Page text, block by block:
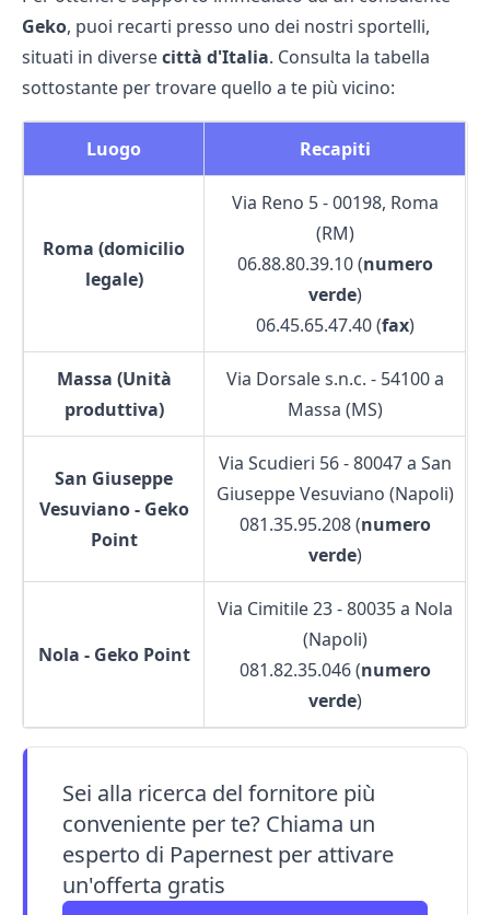
Geko, puoi recarti presso uno dei nostri sportelli,
situati in diversecittà d'Italia. Consulta la tabella
sottostante per trovare quello a te più vicino:
Luogo Recapiti
Roma (domicilio
legale)
Via Reno 5 - 00198, Roma
(RM)
06.88.80.39.10 (numero
verde)
06.45.65.47.40 (fax)
Massa (Unità
produttiva)
Via Dorsale s.n.c. - 54100 a
Massa (MS)
San Giuseppe
Vesuviano - Geko
Point
Via Scudieri 56 - 80047 a San
Giuseppe Vesuviano (Napoli)
081.35.95.208 (numero
verde)
Nola - Geko Point
Via Cimitile 23 - 80035 a Nola
(Napoli)
081.82.35.046 (numero
verde)
Sei alla ricerca del fornitore più
conveniente per te? Chiama un
esperto di Papernest per attivare
un'offerta gratis